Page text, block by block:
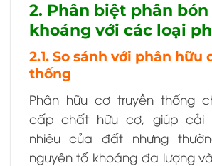
2. Phân biệt phân
khoáng với các loại
2.1. So sánh với phân hữu
thống
Phân hữu cơ truyền thống
cấp chất hữu cơ, giúp cải
nhiêu của đất nhưng
nguyên tố khoáng đa lượng